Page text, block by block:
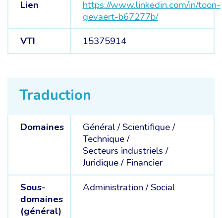
Lien
https://www.linkedin.com/in/toon-
gevaert-b67277b/
VTI
15375914
Traduction
Domaines Général /Scientifique /
Technique /
Secteurs industriels /
Juridique / Financier
Sous-
domaines
(général)
Administration /Social